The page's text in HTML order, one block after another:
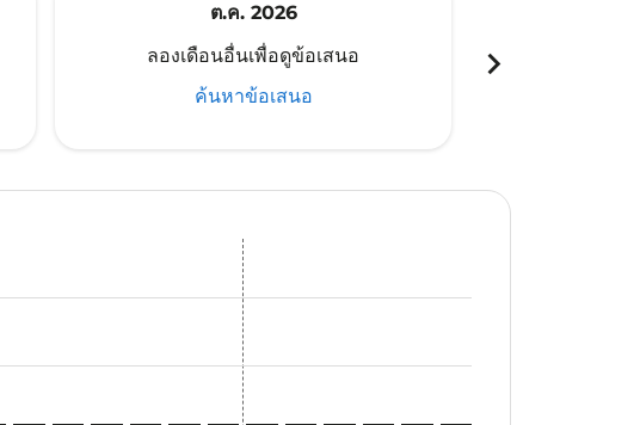
ต.ค. 2026
ลองเดือนอื่นเพื่อดูข้อเสนอ
ค้นหาข้อเสนอ
chevron_right
offers-disclaimer. ค้นหาข้อเสนอ
view-offers-disclaimer. ค้นหาข้อเสนอ
cmp-view-offers-disclaimer. ค้นหาข้อเสนอ
cmp-view-offers-disclaimer. ค้นหาข้อเสนอ
cmp-view-offers-disclaimer. ค้นหาข้อเสนอ
PKU–PER: cmp-view-offers-disclaimer. ค้นหาข้อเสนอ
PKU–PER: cmp-view-offers-disclaimer. ค้นหาข้อเสนอ
PKU–PER: cmp-view-offers-disclaimer. ค้นหาข้อเสนอ
PKU–PER: cmp-view-offers-disclaimer. ค้นหาข้อเสนอ
PKU–PER: cmp-view-offers-disclaimer. ค้นหาข้อเสนอ
PKU–PER: cmp-view-offers-disclaimer. ค้นหาข้อเ